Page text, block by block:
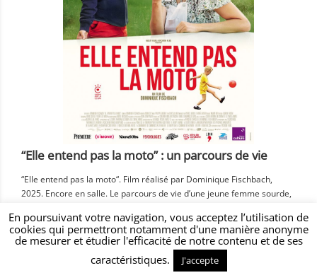
“Elle entend pas la moto” : un parcours de vie
“Elle entend pas la moto“. Film réalisé par Dominique Fischbach,
2025. Encore en salle. Le parcours de vie d’une jeune femme sourde,
parents, a travaillé de longues années avec une orthophoniste, est
devenue kinésithérapeute, a des enfants… voici ce que propose le
En poursuivant votre navigation, vous acceptez l’utilisation de
cookies qui permettront notamment d'une manière anonyme
de mesurer et étudier l'efficacité de notre contenu et de ses
caractéristiques.
J'accepte